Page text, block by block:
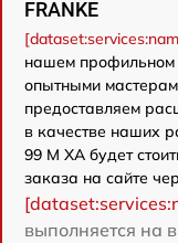
FRANKE
нашем профильном
опытными
предоставляем
в качестве наших
99 M XA будет
заказа на сайте
выполняется на